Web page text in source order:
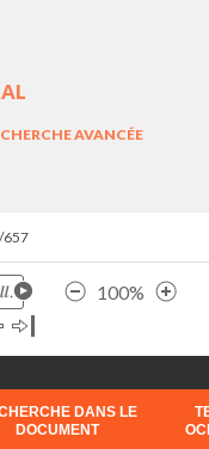
AVANCÉE
657
100%
DANS LE
DOCUMENT